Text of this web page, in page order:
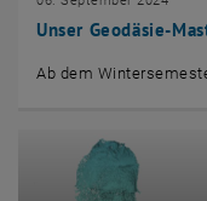
Unser Geodäsie-
Ab dem